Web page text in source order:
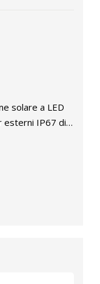
solare a LED
esterni IP67 di